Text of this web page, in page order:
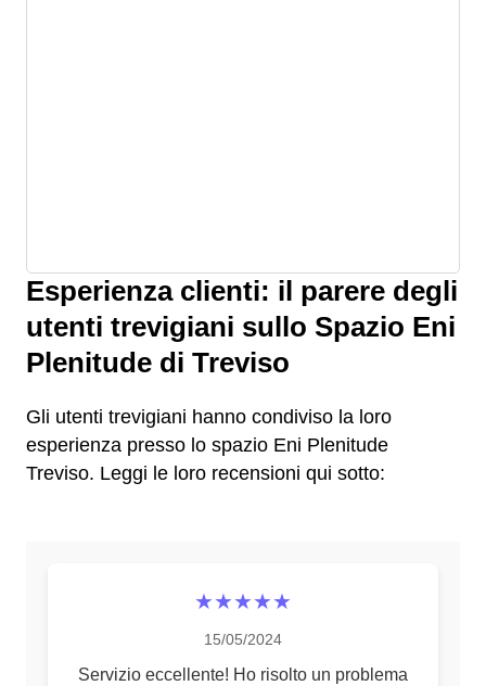
Esperienza clienti: il parere degli
utenti trevigiani sullo Spazio Eni
Plenitude di Treviso
Gli utenti trevigiani hanno condiviso la loro
esperienza presso lo spazio Eni Plenitude
Treviso. Leggi le loro recensioni qui sotto:
★★★★★
15/05/2024
Servizio eccellente! Ho risolto un problema